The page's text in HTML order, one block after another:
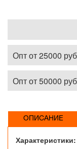
Опт от 25000 руб
Опт от 50000 руб
ОПИСАНИЕ
Характеристики: